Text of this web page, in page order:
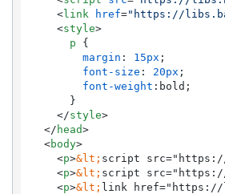
<link href="https://
<style>
p {
margin : 15px ;
font-size : 20px ;
font-weight :bold;
      }
</style>
</ head>
<body>
<p>&lt; script
<p>&lt; script
<p>&lt; link href="https://